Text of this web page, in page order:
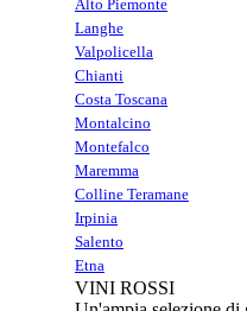
Alto Piemonte
Langhe
Valpolicella
Chianti
Costa Toscana
Montalcino
Montefalco
Maremma
Colline Teramane
Irpinia
Salento
Etna
VINI ROSSI